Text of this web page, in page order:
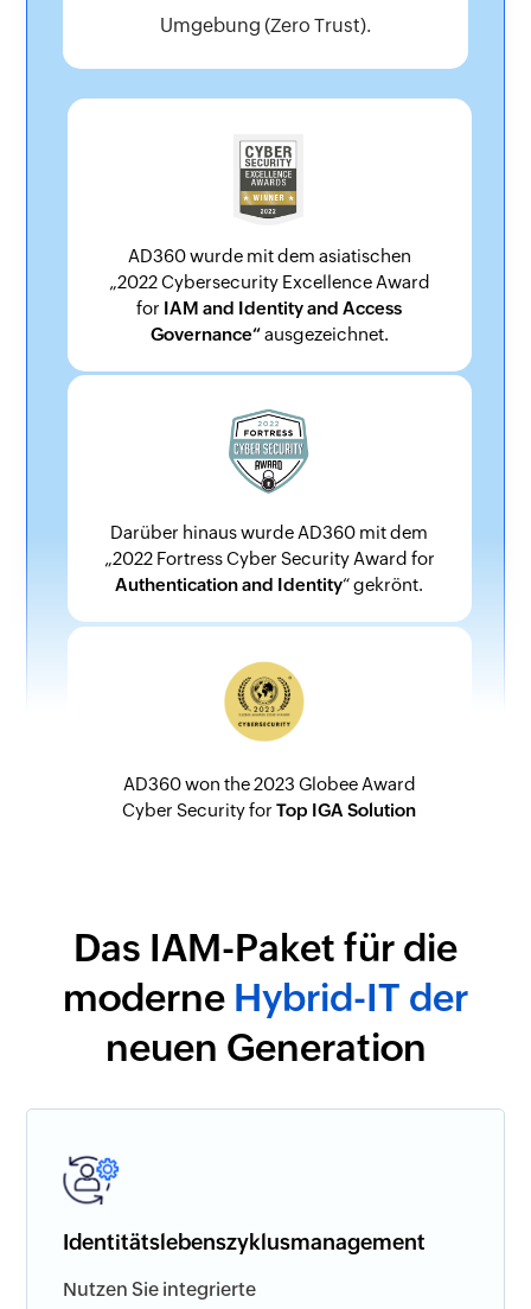
Umgebung (Zero Trust).
AD360 wurde mit dem asiatischen
„2022 Cybersecurity Excellence Award
for IAM and Identity and Access
Governance“ausgezeichnet.
Darüber hinaus wurde AD360 mit dem
„2022 Fortress Cyber Security Award for
Authentication and Identity“ gekrönt.
AD360 won the 2023 Globee Award
Cyber Security forTop IGA Solution
Das IAM-Paket für die
moderne Hybrid-IT der
neuen Generation
Identitätslebenszyklusmanagement
Nutzen Sie integrierte